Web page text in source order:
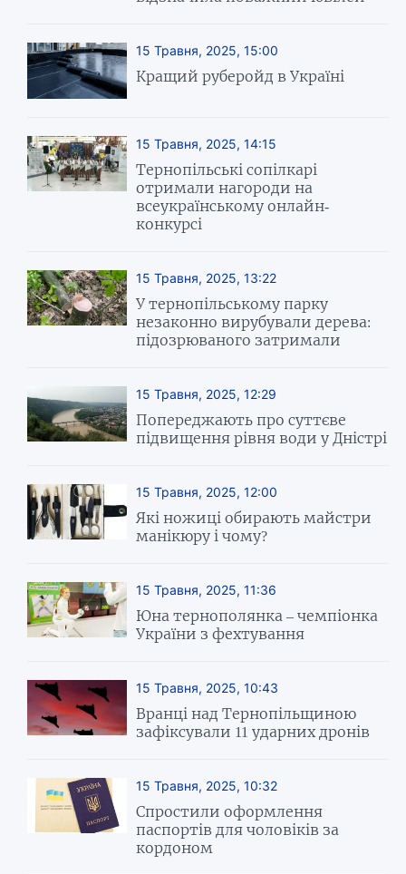
15 Травня, 2025, 15:00
Кращий руберойд в Україні
15 Травня, 2025, 14:15
Тернопільські сопілкарі
отримали нагороди на
всеукраїнському онлайн-
конкурсі
15 Травня, 2025, 13:22
У тернопільському парку
незаконно вирубували дерева:
підозрюваного затримали
15 Травня, 2025, 12:29
Попереджають про суттєве
підвищення рівня води у Дністрі
15 Травня, 2025, 12:00
Які ножиці обирають майстри
манікюру і чому?
15 Травня, 2025, 11:36
Юна тернополянка – чемпіонка
України з фехтування
15 Травня, 2025, 10:43
Вранці над Тернопільщиною
зафіксували 11 ударних дронів
15 Травня, 2025, 10:32
Спростили оформлення
паспортів для чоловіків за
кордоном